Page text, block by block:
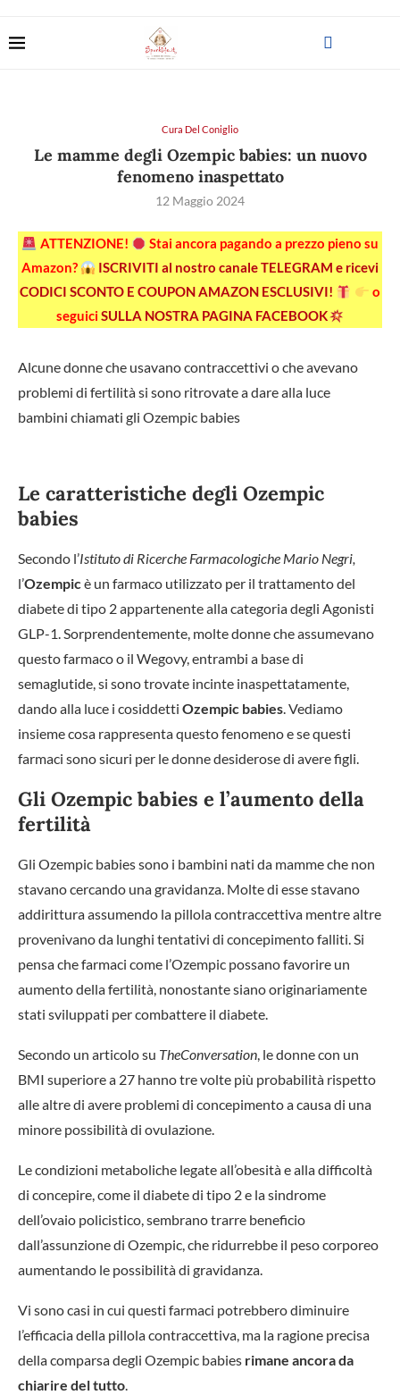
Cura Del Coniglio
Le mamme degli Ozempic babies: un nuovo
fenomeno inaspettato
12 Maggio 2024
ATTENZIONE!
Stai ancora pagando a prezzo pieno su
Amazon?
ISCRIVITI al nostro canale TELEGRAM e ricevi
CODICI SCONTO E COUPON AMAZON ESCLUSIVI!
o
seguiciSULLA NOSTRA PAGINA FACEBOOK
Alcune donne che usavano contraccettivi o che avevano
problemi di fertilità si sono ritrovate a dare alla luce
bambini chiamati gli Ozempic babies
Le caratteristiche degli Ozempic
babies
Secondo l’Istituto di Ricerche Farmacologiche Mario Negri,
l’Ozempicè un farmaco utilizzato per il trattamento del
diabete di tipo 2 appartenente alla categoria degli Agonisti
GLP-1. Sorprendentemente, molte donne che assumevano
questo farmaco o il Wegovy, entrambi a base di
semaglutide, si sono trovate incinte inaspettatamente,
dando alla luce i cosiddetti Ozempic babies. Vediamo
insieme cosa rappresenta questo fenomeno e se questi
farmaci sono sicuri per le donne desiderose di avere figli.
Gli Ozempic babies e l’aumento della
fertilità
Gli Ozempic babies sono i bambini nati da mamme che non
stavano cercando una gravidanza. Molte di esse stavano
addirittura assumendo la pillola contraccettiva mentre altre
provenivano da lunghi tentativi di concepimento falliti. Si
pensa che farmaci come l’Ozempic possano favorire un
aumento della fertilità, nonostante siano originariamente
stati sviluppati per combattere il diabete.
Secondo un articolo su TheConversation, le donne con un
BMI superiore a 27 hanno tre volte più probabilità rispetto
alle altre di avere problemi di concepimento a causa di una
minore possibilità di ovulazione.
Le condizioni metaboliche legate all’obesità e alla difficoltà
di concepire, come il diabete di tipo 2 e la sindrome
dell’ovaio policistico, sembrano trarre beneficio
dall’assunzione di Ozempic, che ridurrebbe il peso corporeo
aumentando le possibilità di gravidanza.
Vi sono casi in cui questi farmaci potrebbero diminuire
l’efficacia della pillola contraccettiva, ma la ragione precisa
della comparsa degli Ozempic babies rimane ancora da
chiarire del tutto.